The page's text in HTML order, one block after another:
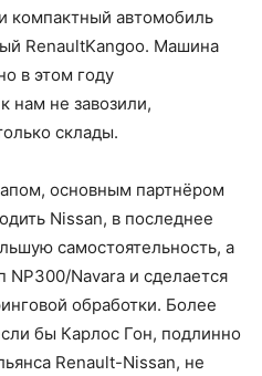
компактный автомобиль
RenaultKangoo. Машина
в этом году
нам не завозили,
склады.
основным партнёром
Nissan, в последнее
самостоятельность, а
NP300/Navara и сделается
обработки. Более
бы Карлос Гон, подлинно
Renault-Nissan, не